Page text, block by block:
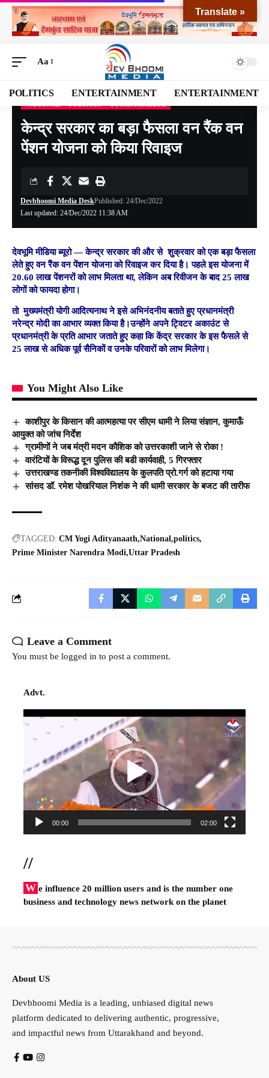
Aa
POLITICS ENTERTAINMENT ENTERTAINMENT
Devbhoomi Media>Blog>NATIONAL>Uttar Pradesh>केन्द्र सरकार का बड़ा फैसला वन रैंक वन पेंशन योजना को किया रिवाइज
केन्द्र सरकार का बड़ा फैसला वन रैंक वन
पेंशन योजना को किया रिवाइज
Last updated: 24/Dec/2022 11:38 AM
Devbhoomi Media DeskPublished: 24/Dec/2022
देवभूमि मीडिया ब्यूरो —केन्द्र सरकार की और से शुक्रवार को एक बड़ा फैसला
लेते हुए वन रैंक वन पेंशन योजना को रिवाइज कर दिया है। पहले इस योजना में
20.60 लाख पेंशनरों को लाभ मिलता था, लेकिन अब रिवीजन के बाद 25 लाख
लोगों को फायदा होगा।
तो मुख्यमंत्री योगी आदित्यनाथ ने इसे अभिनंदनीय बताते हुए प्रधानमंत्री
नरेन्द्र मोदी का आभार व्यक्त किया है।उन्होंने अपने ट्विटर अकाउंट से
प्रधानमंत्री के प्रति आभार जताते हुए कहा कि केंद्र सरकार के इस फैसले से
25 लाख से अधिक पूर्व सैनिकों व उनके परिवारों को लाभ मिलेगा।
You Might Also Like
काशीपुर के किसान की आत्महत्या पर सीएम धामी ने लिया संज्ञान, कुमाऊँ
आयुक्त को जांच निर्देश
ग्रामीणों ने जब मंत्री मदन कौशिक को उत्तरकाशी जाने से रोका !
वारंटियों के विरूद्ध दून पुलिस की बडी कार्यवाही, 5 गिरफ्तार
उत्तराखण्ड तकनीकी विश्वविद्यालय के कुलपति प्रो.गर्ग को हटाया गया
सांसद डॉ. रमेश पोखरियाल निशंक ने की धामी सरकार के बजट की तारीफ
TAGGED: CM Yogi Adityanaath National politics
Prime Minister Narendra Modi Uttar Pradesh
Leave a Comment
You must be logged in to post a comment.
Advt.
Video
00:00 02:00
//
W e influence 20 million users and is the number one
business and technology news network on the planet
About US
Devbhoomi Media is a leading, unbiased digital news
platform dedicated to delivering authentic, progressive,
and impactful news from Uttarakhand and beyond.
Translate »